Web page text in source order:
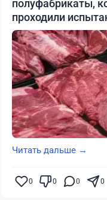
полуфабрикаты,
проходили
Читать дальше →
0 0 0 0